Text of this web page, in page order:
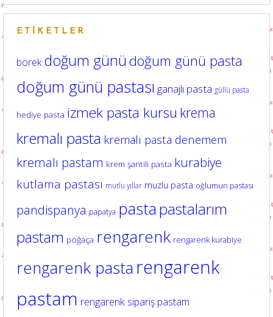
ETIKETLER
börek doğum günüdoğum günü pasta
doğum günü pastası ganajlı pasta güllü pasta
hediye pasta izmek pasta kursu krema
kremalı pasta kremalı pasta denemem
kremalı pastam krem şantili pasta kurabiye
kutlama pastası mutlu yıllar muzlu pasta oğlumun pastası
pandispanya papatya pasta pastalarım
pastam poğaça rengarenk rengarenk kurabiye
rengarenk pasta rengarenk
pastam rengarenk sipariş pastam